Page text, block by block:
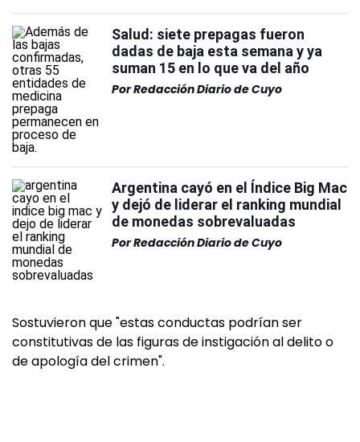
Salud: siete prepagas fueron
dadas de baja esta semana y ya
suman 15 en lo que va del año
PorRedacción Diario de Cuyo
Argentina cayó en el Índice Big Mac
y dejó de liderar el ranking mundial
de monedas sobrevaluadas
PorRedacción Diario de Cuyo
Sostuvieron que "estas conductas podrían ser
constitutivas de las figuras de instigación al delito o
de apología del crimen".